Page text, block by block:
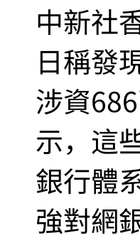
中新社
日稱發
涉資
示，這
銀行體
強對網